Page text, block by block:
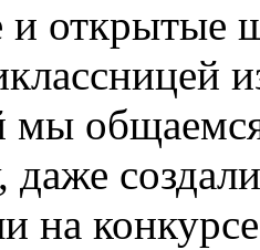
и открытые
мы
даже
на